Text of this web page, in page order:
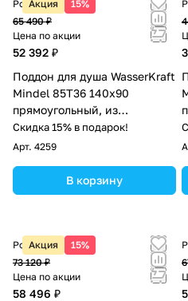
Акция 15%
Розничная цена
65 490 ₽
Цена по акции
52 392 ₽
Поддон для душа WasserKraft
Mindel 85T36 140х90
прямоугольный, из
искусственного камня,
белый матовый
Скидка 15% в подарок!
Арт. 4259
В корзину
Акция 15%
Розничная цена
73 120 ₽
Цена по акции
58 496 ₽